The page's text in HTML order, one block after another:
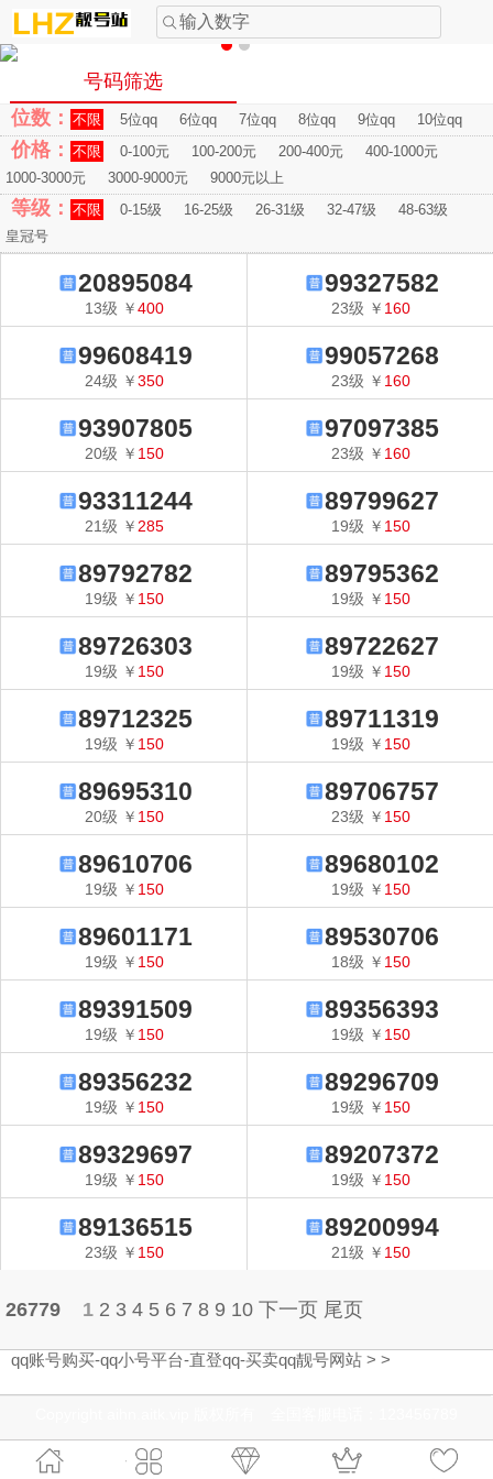
输入数字
号码筛选
位数： 不限 5位qq 6位qq 7位qq 8位qq 9位qq 10位qq
价格： 不限 0-100元 100-200元 200-400元
400-1000元
1000-3000元
3000-9000元 9000元以上
等级： 不限 0-15级 16-25级 26-31级 32-47级
48-63级
皇冠号
20895084
13级 ￥400
99327582
23级 ￥ 160
99608419
24级 ￥350
99057268
23级 ￥ 160
93907805
20级 ￥ 150
97097385
23级 ￥ 160
93311244
21级 ￥ 285
89799627
19级 ￥ 150
89792782
19级 ￥ 150
89795362
19级 ￥ 150
89726303
19级 ￥ 150
89722627
19级 ￥ 150
89712325
19级 ￥ 150
89711319
19级 ￥ 150
89695310
20级 ￥ 150
89706757
23级 ￥ 150
89610706
19级 ￥ 150
89680102
19级 ￥ 150
89601171
19级 ￥ 150
89530706
18级 ￥ 150
89391509
19级 ￥ 150
89356393
19级 ￥ 150
89356232
19级 ￥ 150
89296709
19级 ￥ 150
89329697
19级 ￥ 150
89207372
19级 ￥ 150
89136515
23级 ￥ 150
89200994
21级 ￥ 150
26779 1 2 3 4 5 6 7 8 9 10 下一页 尾页
qq账号购买-qq小号平台-直登qq-买卖qq靓号网站 > >